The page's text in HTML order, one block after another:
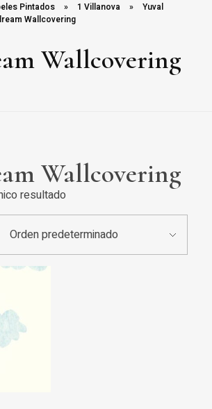
Pintados » 1 Villanova »
Yuval
Wallcovering
Wallcovering
Wallcovering
resultado